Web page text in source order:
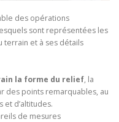
des opérations
sont représentées les
terrain et à ses détails
la forme du relief, la
des points remarquables, au
et d’altitudes.
de mesures